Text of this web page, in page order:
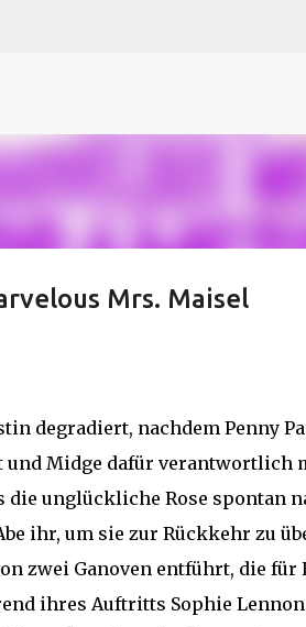
Mrs. Maisel
degradiert, nachdem Penny
und Midge dafür verantwortlich
die unglückliche Rose spontan
ihr, um sie zur Rückkehr zu
zwei Ganoven entführt, die
ihres Auftritts Sophie